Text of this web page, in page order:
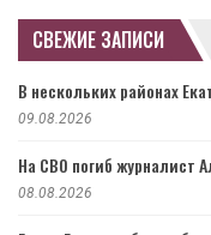
СВЕЖИЕ ЗАПИСИ
В нескольких районах
09.08.2026
На СВО погиб журналист
08.08.2026